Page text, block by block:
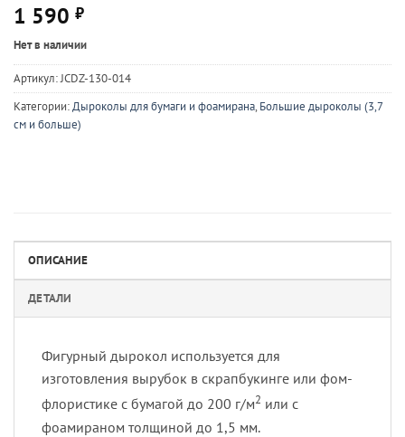
1 590 ₽
Нет в наличии
Артикул:JCDZ-130-014
Категории:Дыроколы для бумаги и фоамирана, Большие дыроколы (3,7
см и больше)
ОПИСАНИЕ
ДЕТАЛИ
Фигурный дырокол используется для
изготовления вырубок в скрапбукинге или фом-
флористике с бумагой до 200 г/м2 или с
фоамираном толщиной до 1,5 мм.